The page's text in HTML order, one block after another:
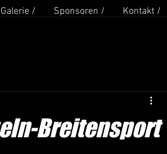
Galerie / Sponsoren / Kontakt /
Breitensport